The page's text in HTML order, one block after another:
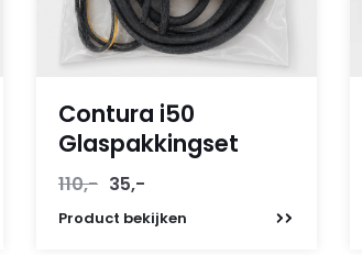
Contura i50
Glaspakkingset
110,- Oorspronkelijke
was:
35,-
is:
Product bekijken